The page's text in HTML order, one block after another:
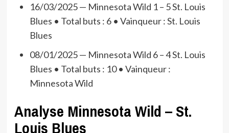
16/03/2025 — Minnesota Wild 1 – 5 St. Louis
Blues • Total buts : 6 • Vainqueur : St. Louis
Blues
08/01/2025 — Minnesota Wild 6 – 4 St. Louis
Blues • Total buts : 10 • Vainqueur :
Minnesota Wild
Analyse Minnesota Wild – St.
Louis Blues